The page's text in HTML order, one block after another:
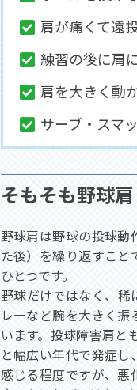
肩が痛くて遠
練習の後に肩
肩を大きく動
サーブ・スマ
そもそも野球
野球肩は野球の投球動
た後）を繰り返すこ
ひとつです。
野球だけではなく、稀
レーなど腕を大きく
います。投球障害肩と
と幅広い年代で発症
感じる程度ですが、悪